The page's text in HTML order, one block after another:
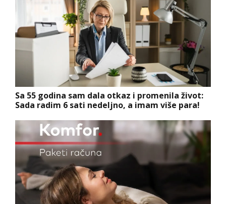
Sa 55 godina sam dala otkaz i promenila život:
Sada radim 6 sati nedeljno, a imam više para!